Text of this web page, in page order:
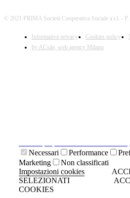
© 2021 PRIMA Società Cooperativa Sociale a r.l. -
Informativa privacy Cookies policy
by ACsite, web agency Milano
Necessari
Performance
Marketing
Non classificati
Impostazioni cookies
SELEZIONATI
COOKIES